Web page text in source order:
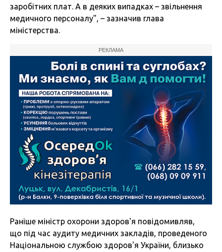
заробітних плат. А в деяких випадках – звільнення
медичного персоналу", – зазначив глава
міністерства.
РЕКЛАМА
Раніше міністр охорони здоров'я повідомивляв,
що під час аудиту медичних закладів, проведеного
Національною службою здоров'я України, близько